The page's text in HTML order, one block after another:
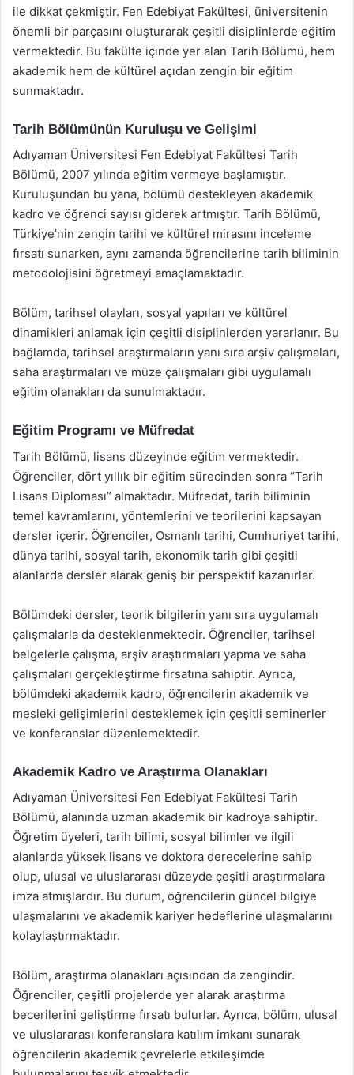
ile dikkat çekmiştir. Fen Edebiyat Fakültesi, üniversitenin
önemli bir parçasını oluşturarak çeşitli disiplinlerde eğitim
vermektedir. Bu fakülte içinde yer alan Tarih Bölümü, hem
akademik hem de kültürel açıdan zengin bir eğitim
sunmaktadır.
Tarih Bölümünün Kuruluşu ve Gelişimi
Adıyaman Üniversitesi Fen Edebiyat Fakültesi Tarih
Bölümü, 2007 yılında eğitim vermeye başlamıştır.
Kuruluşundan bu yana, bölümü destekleyen akademik
kadro ve öğrenci sayısı giderek artmıştır. Tarih Bölümü,
Türkiye’nin zengin tarihi ve kültürel mirasını inceleme
fırsatı sunarken, aynı zamanda öğrencilerine tarih biliminin
metodolojisini öğretmeyi amaçlamaktadır.
Bölüm, tarihsel olayları, sosyal yapıları ve kültürel
dinamikleri anlamak için çeşitli disiplinlerden yararlanır. Bu
bağlamda, tarihsel araştırmaların yanı sıra arşiv çalışmaları,
saha araştırmaları ve müze çalışmaları gibi uygulamalı
eğitim olanakları da sunulmaktadır.
Eğitim Programı ve Müfredat
Tarih Bölümü, lisans düzeyinde eğitim vermektedir.
Öğrenciler, dört yıllık bir eğitim sürecinden sonra “Tarih
Lisans Diploması” almaktadır. Müfredat, tarih biliminin
temel kavramlarını, yöntemlerini ve teorilerini kapsayan
dersler içerir. Öğrenciler, Osmanlı tarihi, Cumhuriyet tarihi,
dünya tarihi, sosyal tarih, ekonomik tarih gibi çeşitli
alanlarda dersler alarak geniş bir perspektif kazanırlar.
Bölümdeki dersler, teorik bilgilerin yanı sıra uygulamalı
çalışmalarla da desteklenmektedir. Öğrenciler, tarihsel
belgelerle çalışma, arşiv araştırmaları yapma ve saha
çalışmaları gerçekleştirme fırsatına sahiptir. Ayrıca,
bölümdeki akademik kadro, öğrencilerin akademik ve
mesleki gelişimlerini desteklemek için çeşitli seminerler
ve konferanslar düzenlemektedir.
Akademik Kadro ve Araştırma Olanakları
Adıyaman Üniversitesi Fen Edebiyat Fakültesi Tarih
Bölümü, alanında uzman akademik bir kadroya sahiptir.
Öğretim üyeleri, tarih bilimi, sosyal bilimler ve ilgili
alanlarda yüksek lisans ve doktora derecelerine sahip
olup, ulusal ve uluslararası düzeyde çeşitli araştırmalara
imza atmışlardır. Bu durum, öğrencilerin güncel bilgiye
ulaşmalarını ve akademik kariyer hedeflerine ulaşmalarını
kolaylaştırmaktadır.
Bölüm, araştırma olanakları açısından da zengindir.
Öğrenciler, çeşitli projelerde yer alarak araştırma
becerilerini geliştirme fırsatı bulurlar. Ayrıca, bölüm, ulusal
ve uluslararası konferanslara katılım imkanı sunarak
öğrencilerin akademik çevrelerle etkileşimde